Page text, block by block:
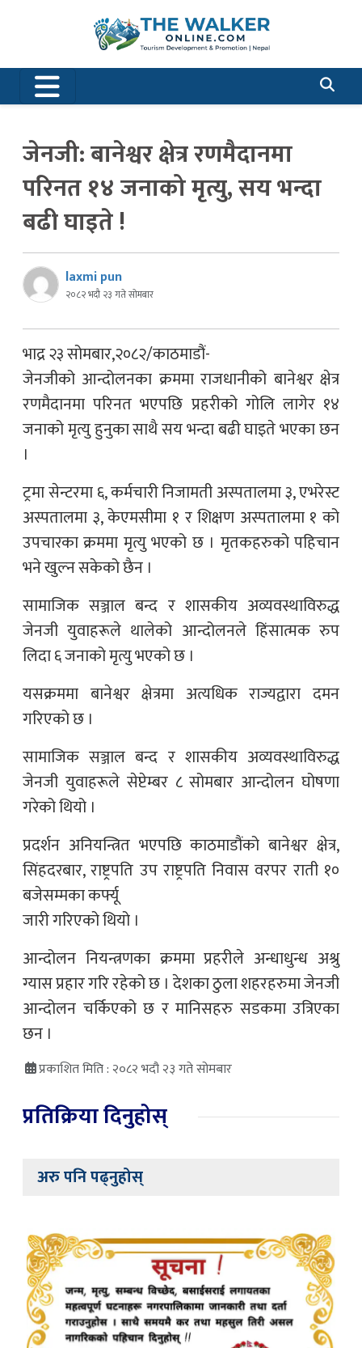
जेनजी: बानेश्वर क्षेत्र रणमैदानमा
परिनत १४ जनाको मृत्यु, सय भन्दा
बढी घाइते !
laxmi pun
२०८२ भदौ २३ गते सोमबार
भाद्र २३ सोमबार,२०८२/काठमाडौं-
जेनजीको आन्दोलनका क्रममा राजधानीको बानेश्वर क्षेत्र
रणमैदानमा परिनत भएपछि प्रहरीको गोलि लागेर १४
जनाको मृत्यु हुनुका साथै सय भन्दा बढी घाइते भएका छन
।
ट्रमा सेन्टरमा ६, कर्मचारी निजामती अस्पतालमा ३, एभरेस्ट
अस्पतालमा ३, केएमसीमा १ र शिक्षण अस्पतालमा १ को
उपचारका क्रममा मृत्यु भएको छ । मृतकहरुको पहिचान
भने खुल्न सकेको छैन ।
सामाजिक सञ्जाल बन्द र शासकीय अव्यवस्थाविरुद्ध
जेनजी युवाहरूले थालेको आन्दोलनले हिंसात्मक रुप
लिदा ६ जनाको मृत्यु भएको छ ।
यसक्रममा बानेश्वर क्षेत्रमा अत्यधिक राज्यद्वारा दमन
गरिएको छ ।
सामाजिक सञ्जाल बन्द र शासकीय अव्यवस्थाविरुद्ध
जेनजी युवाहरूले सेप्टेम्बर ८ सोमबार आन्दोलन घोषणा
गरेको थियो ।
प्रदर्शन अनियन्त्रित भएपछि काठमाडौंको बानेश्वर क्षेत्र,
सिंहदरबार, राष्ट्रपति उप राष्ट्रपति निवास वरपर राती १०
बजेसम्मका कर्फ्यू
जारी गरिएको थियो ।
आन्दोलन नियन्त्रणका क्रममा प्रहरीले अन्धाधुन्ध अश्रु
ग्यास प्रहार गरि रहेको छ । देशका ठुला शहरहरुमा जेनजी
आन्दोलन चर्किएको छ र मानिसहरु सडकमा उत्रिएका
छन ।
प्रकाशित मिति : २०८२ भदौ २३ गते सोमबार
प्रतिक्रिया दिनुहोस्
अरु पनि पढ्नुहोस्